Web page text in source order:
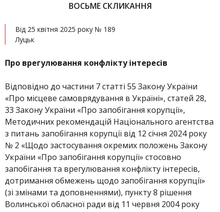
ВОСЬМЕ СКЛИКАННЯ
Від 25 квітня 2025 року № 189
Луцьк
Про врегулювання конфлікту інтересів
Відповідно до частини 7 статті 55 Закону України
«Про місцеве самоврядування в Україні», статей 28,
33 Закону України «Про запобігання корупції»,
Методичних рекомендацій Національного агентства
з питань запобігання корупції від 12 січня 2024 року
№ 2 «Щодо застосування окремих положень Закону
України «Про запобігання корупції» стосовно
запобігання та врегулювання конфлікту інтересів,
дотримання обмежень щодо запобігання корупції»
(зі змінами та доповненнями), пункту 8 рішення
Волинської обласної ради від 11 червня 2004 року